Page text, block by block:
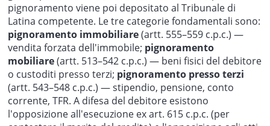
pignoramento viene poi depositato al Tribunale di
Latina competente. Le tre categorie fondamentali sono:
pignoramento immobiliare(artt. 555–559 c.p.c.) —
vendita forzata dell'immobile; pignoramento
mobiliare(artt. 513–542 c.p.c.) — beni fisici del debitore
o custoditi presso terzi; pignoramento presso terzi
(artt. 543–548 c.p.c.) — stipendio, pensione, conto
corrente, TFR. A difesa del debitore esistono
l'opposizione all'esecuzione ex art. 615 c.p.c. (per